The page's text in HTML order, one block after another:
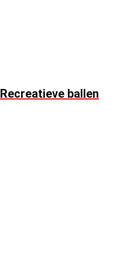
Recreatieve ballen